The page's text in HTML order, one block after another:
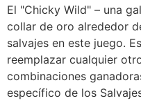
El "Chicky Wild" – una
collar de oro alrededor
salvajes en este juego.
reemplazar cualquier
combinaciones
específico de los